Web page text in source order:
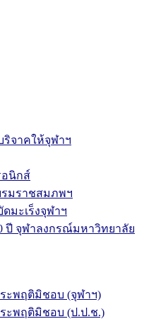
ริจาคให้จุฬาฯ
อนิกส์
มราชสมภพฯ
มะเร็งจุฬาฯ
ปี จุฬาลงกรณ์มหาวิทยาลัย
ะพฤติมิชอบ (จุฬาฯ)
ะพฤติมิชอบ (ป.ป.ช.)